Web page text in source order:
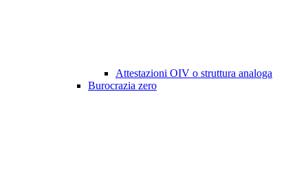
Attestazioni OIV o struttura analoga
Burocrazia zero